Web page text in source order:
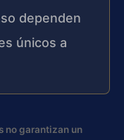
dependen
únicos a
no garantizan un